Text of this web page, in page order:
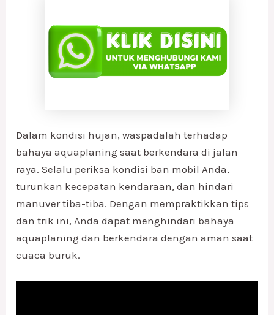
Dalam kondisi hujan, waspadalah terhadap
bahaya aquaplaning saat berkendara di jalan
raya. Selalu periksa kondisi ban mobil Anda,
turunkan kecepatan kendaraan, dan hindari
manuver tiba-tiba. Dengan mempraktikkan tips
dan trik ini, Anda dapat menghindari bahaya
aquaplaning dan berkendara dengan aman saat
cuaca buruk.